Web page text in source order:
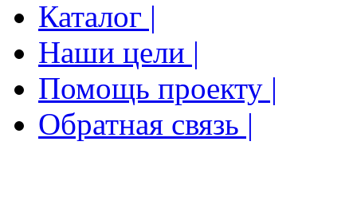
Каталог |
Наши цели |
Помощь проекту |
Обратная связь |